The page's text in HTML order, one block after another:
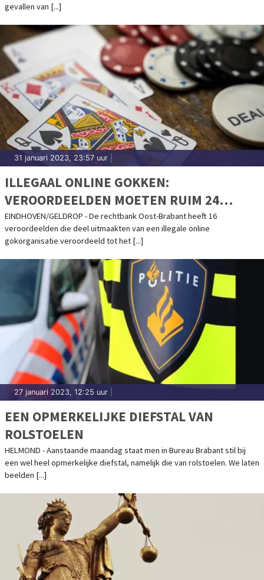
gevallen van [...]
31 januari 2023, 23:57 uur
ILLEGAAL ONLINE GOKKEN:
VEROORDEELDEN MOETEN RUIM 24
MILJOEN EURO AFSTAAN
EINDHOVEN/GELDROP - De rechtbank Oost-Brabant heeft 16
veroordeelden die deel uitmaakten van een illegale online
gokorganisatie veroordeeld tot het [...]
27 januari 2023, 12:25 uur
EEN OPMERKELIJKE DIEFSTAL VAN
ROLSTOELEN
HELMOND - Aanstaande maandag staat men in Bureau Brabant stil bij
een wel heel opmerkelijke diefstal, namelijk die van rolstoelen. We laten
beelden [...]